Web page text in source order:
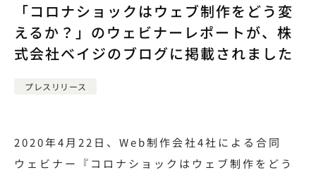
「コロナショックはウェブ制作をどう変
えるか？」のウェビナーレポートが、株
式会社ベイジのブログに掲載されました
プレスリリース
2020年4月22日、Web制作会社4社による合同
ウェビナー『コロナショックはウェブ制作をどう